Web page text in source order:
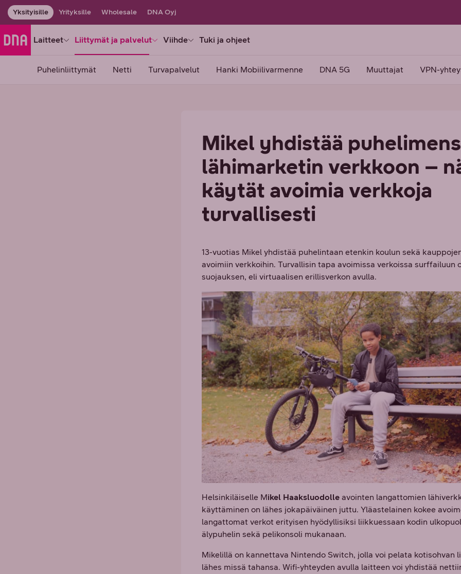
Yksityisille Yrityksille Wholesale DNA Oyj
Laitteet Liittymät ja palvelut Viihde Tuki ja ohjeet
Puhelinliittymät Netti Turvapalvelut Hanki Mobiilivarmenne DNA 5G Muuttajat VPN-
Mikel yhdistää
lähimarketin verkkoon –
käytät avoimia verkkoja
turvallisesti
13-vuotias Mikel yhdistää puhelintaan etenkin koulun sekä
avoimiin verkkoihin. Turvallisin tapa avoimissa verkoissa surffailuun
suojauksen, eli virtuaalisen erillisverkon avulla.
Helsinkiläiselle Mikel Haaksluodolle avointen langattomien
käyttäminen on lähes jokapäiväinen juttu. Yläastelainen kokee
langattomat verkot erityisen hyödyllisiksi liikkuessaan kodin
älypuhelin sekä pelikonsoli mukanaan.
Mikelillä on kannettava Nintendo Switch, jolla voi pelata kotisohvan
lähes missä tahansa. Wifi-yhteyden avulla laitteen voi yhdistää